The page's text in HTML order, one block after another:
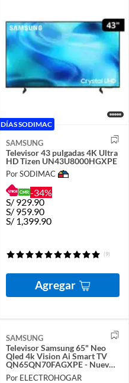
DÍAS SODIMAC
SAMSUNG
Televisor 43 pulgadas 4K Ultra
HD Tizen UN43U8000HGXPE
Por SODIMAC
-34%
S/ 929.90
S/ 959.90
S/ 1,399.90
(9)
Agregar
SAMSUNG
Televisor Samsung 65" Neo
Qled 4k Vision Ai Smart TV
QN65QN70FAGXPE - Nuevo
2025
Por ELECTROHOGAR